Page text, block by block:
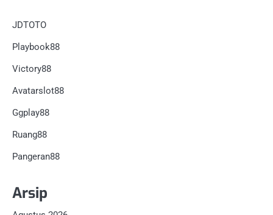
JDTOTO
Playbook88
Victory88
Avatarslot88
Ggplay88
Ruang88
Pangeran88
Arsip